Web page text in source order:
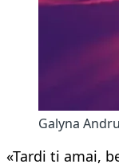
Galyna
«Tardi ti amai,